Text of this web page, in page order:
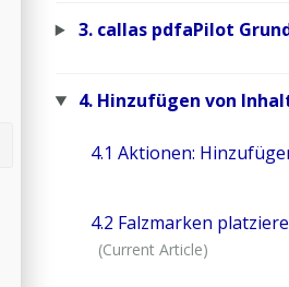
3. callas pdfaPilot
4. Hinzufügen von
4.1 Aktionen:
4.2 Falzmarken